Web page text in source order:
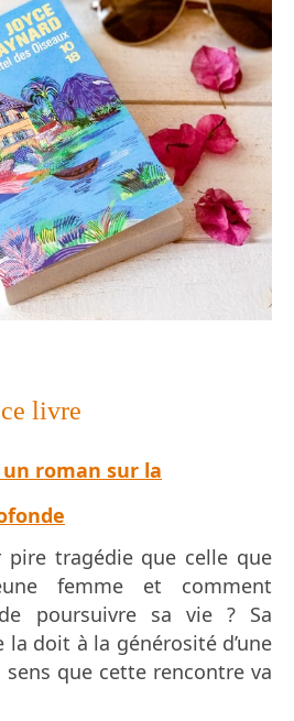
livre
un roman sur la
pire tragédie que celle que
femme et comment
poursuivre sa vie ? Sa
doit à la générosité d’une
que cette rencontre va